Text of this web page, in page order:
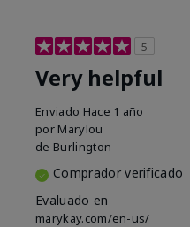
5
Very helpful
Enviado Hace 1 año
por Marylou
de Burlington
Comprador verificado
Evaluado en
marykay.com/en-us/